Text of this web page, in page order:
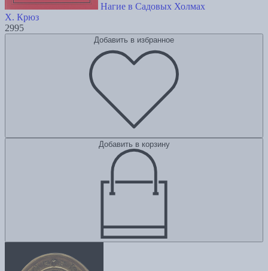
Нагие в Садовых Холмах
Х. Крюз
2995
Добавить в избранное
Добавить в корзину